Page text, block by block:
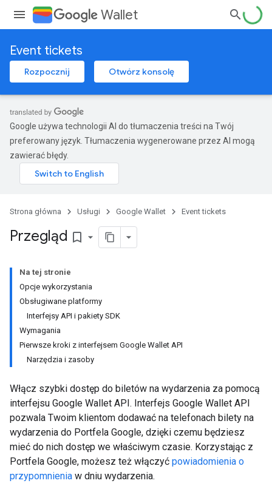
Wallet
Event tickets
Rozpocznij Otwórz konsolę
Google używa technologii AI do tłumaczenia treści na Twój
preferowany język. Tłumaczenia wygenerowane przez AI mogą
zawierać błędy.
Strona główna Usługi Google Wallet Event tickets
Przegląd bookmark_border
Na tej stronie
Opcje wykorzystania
Obsługiwane platformy
Interfejsy API i pakiety SDK
Wymagania
Pierwsze kroki z interfejsem Google Wallet API
Narzędzia i zasoby
Włącz szybki dostęp do biletów na wydarzenia za pomocą
interfejsu Google Wallet API. Interfejs Google Wallet API
pozwala Twoim klientom dodawać na telefonach bilety na
wydarzenia do Portfela Google, dzięki czemu będziesz
mieć do nich dostęp we właściwym czasie. Korzystając z
Portfela Google, możesz też włączyć powiadomienia o
przypomnienia w dniu wydarzenia.